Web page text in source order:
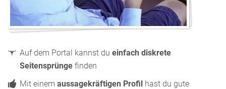
Auf dem Portal kannst du einfach diskrete
Seitensprünge finden
Mit einem aussagekräftigen Profil hast du gute